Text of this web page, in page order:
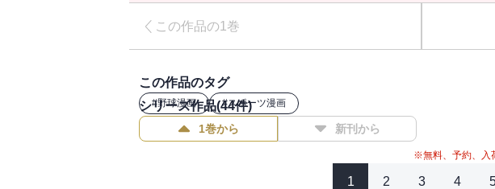
この作品の1巻
この作品のタグ
#野球漫画 #スポーツ漫画
シリーズ作品(44件)
1巻から 新刊から
※無料、予約、入
1 2 3 4